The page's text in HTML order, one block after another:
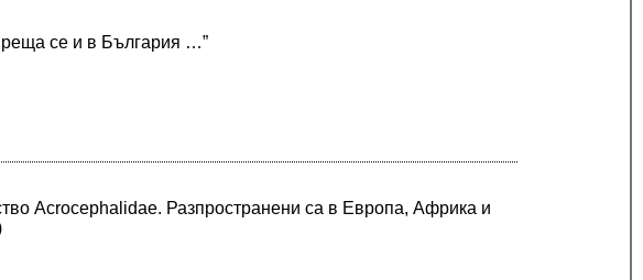
се и в България …”
Acrocephalidae. Разпространени са в Европа, Африка и